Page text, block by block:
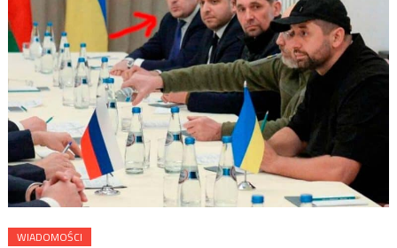
WIADOMOŚCI